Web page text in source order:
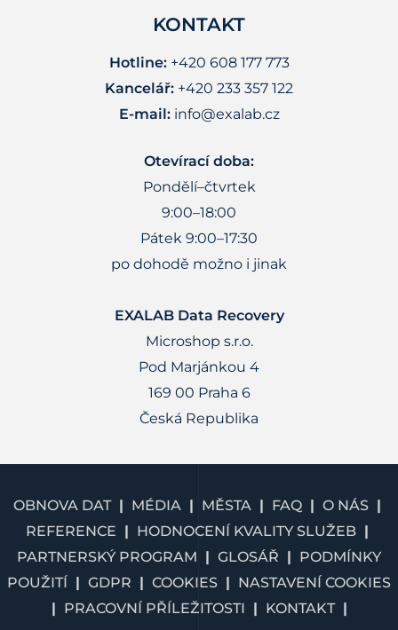
KONTAKT
Hotline:+420 608 177 773
Kancelář: +420 233 357 122
E-mail: info@exalab.cz
Otevírací doba:
Pondělí–čtvrtek
9:00–18:00
Pátek 9:00–17:30
po dohodě možno i jinak
EXALAB Data Recovery
Microshop s.r.o.
Pod Marjánkou 4
169 00 Praha 6
Česká Republika
OBNOVA DAT MÉDIA MĚSTA FAQ
O NÁS
REFERENCE
HODNOCENÍ KVALITY SLUŽEB
PARTNERSKÝ PROGRAM
GLOSÁŘ
PODMÍNKY
POUŽITÍ
GDPR COOKIES
NASTAVENÍ COOKIES
PRACOVNÍ PŘÍLEŽITOSTI
KONTAKT